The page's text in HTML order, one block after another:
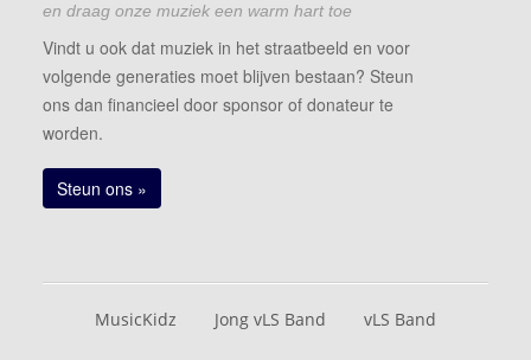
en draag onze muziek een warm hart toe
Vindt u ook dat muziek in het straatbeeld en voor
volgende generaties moet blijven bestaan? Steun
ons dan financieel door sponsor of donateur te
worden.
Steun ons »
MusicKidz Jong vLS Band vLS Band